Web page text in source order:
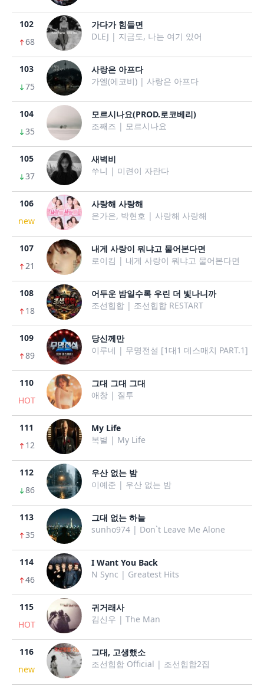
102
68
가다가 힘들면
DLEJ | 지금도, 나는 여기 있어
103
75
사랑은 아프다
가엘(에코비) | 사랑은 아프다
104
35
모르시나요(PROD.로코베리)
조째즈 | 모르시나요
105
37
새벽비
쑤니 | 미련이 자란다
106
new
사랑해 사랑해
은가은, 박현호 | 사랑해 사랑해
107
21
내게 사랑이 뭐냐고 물어본다면
로이킴 | 내게 사랑이 뭐냐고 물어본다면
108
18
어두운 밤일수록 우린 더 빛나니까
조선힙합 | 조선힙합 RESTART
109
89
당신께만
이루네 | 무명전설 [1대1 데스매치 PART.1]
110
HOT
그대 그대 그대
애창 | 질투
111
12
My Life
복별 | My Life
112
86
우산 없는 밤
이예준 | 우산 없는 밤
113
35
그대 없는 하늘
sunho974 | Don`t Leave Me Alone
114
46
I Want You Back
N Sync | Greatest Hits
115
HOT
귀거래사
김신우 | The Man
116
new
그대, 고생했소
조선힙합 Official | 조선힙합2집